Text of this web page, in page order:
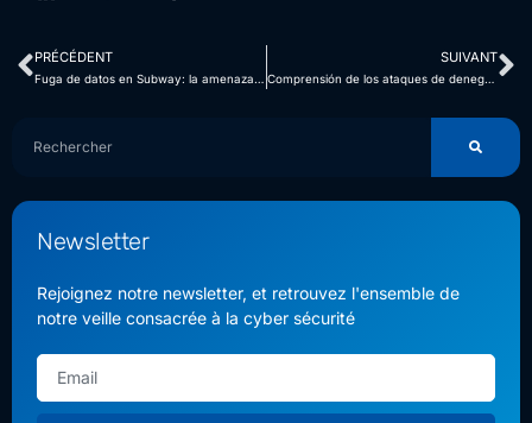
PRÉCÉDENT
Fuga de datos en Subway: la amenaza del ransomware LockBit
SUIVANT
Comprensión de los ataques de denegación de servicio (DoS) y denegación de servicio distribuida (DDoS)
Newsletter
Rejoignez notre newsletter, et retrouvez l'ensemble de
notre veille consacrée à la cyber sécurité